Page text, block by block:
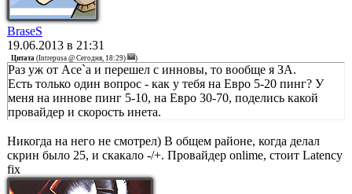
BraseS
19.06.2013 в 21:31
Цитата (Intrepusa @ Сегодня, 18:29) )
Раз уж от Ace`а и перешел с инновы, то вообще я ЗА.
Есть только один вопрос - как у тебя на Евро 5-20 пинг? У
меня на иннове пинг 5-10, на Евро 30-70, поделись какой
провайдер и скорость инета.
Никогда на него не смотрел) В общем районе, когда делал
скрин было 25, и скакало -/+. Провайдер onlime, стоит Latency
fix